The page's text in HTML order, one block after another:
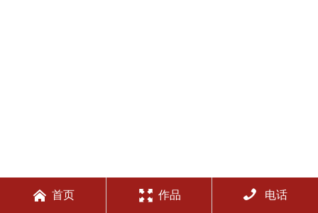
 首页  作品  电话